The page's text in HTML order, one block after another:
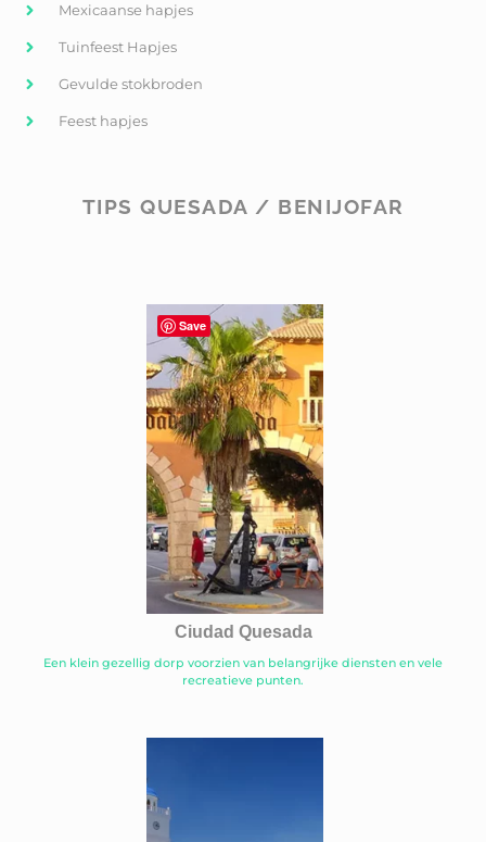
Mexicaanse hapjes
Tuinfeest Hapjes
Gevulde stokbroden
Feest hapjes
TIPS QUESADA / BENIJOFAR
Ciudad Quesada
Een klein gezellig dorp voorzien van belangrijke diensten en vele
recreatieve punten.
Save